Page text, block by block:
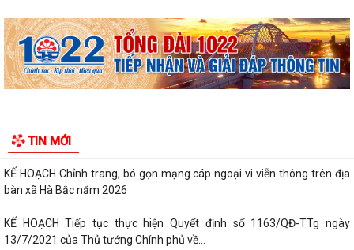
TIN MỚI
Ban chỉ huy quân sự xã Hà Bắc tiếp nhận đơn xung phong tình nguyện
nhập ngũ năm 2027 của 4 công dân
Xã Hà Bắc: Bế mạc lớp bồi dưỡng kiến thức quốc phòng và an ninh đối
tượng 4 năm 2026.
hiểm y tế năm 2026 và giai...
KẾ HOẠCH Chỉnh trang, bó gọn mạng cáp ngoại vi viễn thông trên địa
bàn xã Hà Bắc năm 2026
KẾ HOẠCH Tiếp tục thực hiện Quyết định số 1163/QĐ-TTg ngày
13/7/2021 của Thủ tướng Chính phủ về...